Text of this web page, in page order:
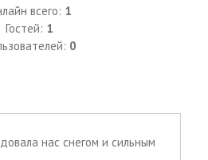
всего: 1
Гостей: 1
0
нас снегом и сильным